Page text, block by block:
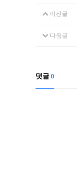
이전글
다음글
댓글 0